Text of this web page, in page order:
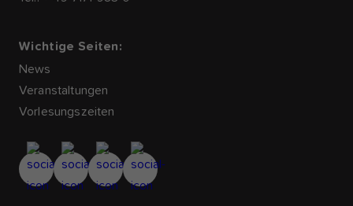
Wichtige Seiten:
News
Veranstaltungen
Vorlesungszeiten